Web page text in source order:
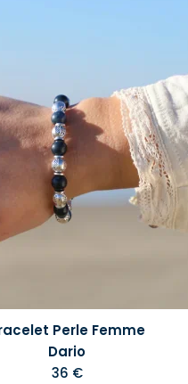
Perle Femme
Dario
36 €